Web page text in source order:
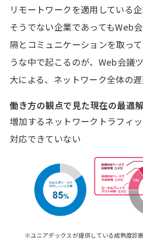
リモートワークを適用している企
そうでない企業であってもWeb
隔とコミュニケーションを取っ
うな中で起こるのが、Web会議
大による、ネットワーク全体の遅
働き方の観点で見た現在の最適
増加するネットワークトラフィ
対応できていない
※ユニアデックスが提供している成熟度診